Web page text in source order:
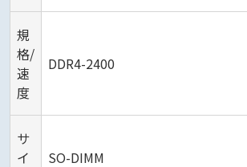
規
格/
速
度
DDR4-2400
サ
イ
SO-DIMM